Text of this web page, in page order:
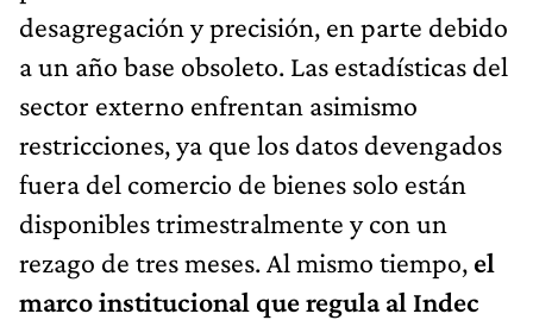
desagregación y precisión, en parte debido
a un año base obsoleto. Las estadísticas del
sector externo enfrentan asimismo
restricciones, ya que los datos devengados
fuera del comercio de bienes solo están
disponibles trimestralmente y con un
rezago de tres meses. Al mismo tiempo, el
marco institucional que regula al Indec